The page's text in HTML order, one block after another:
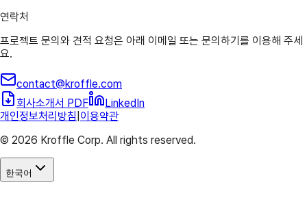
연락처
프로젝트 문의와 견적 요청은 아래 이메일 또는 문의하기를 이용해 주세
요.
contact@kroffle.com
회사소개서 PDF
LinkedIn
개인정보처리방침 이용약관
© 2026 Kroffle Corp. All rights reserved.
한국어